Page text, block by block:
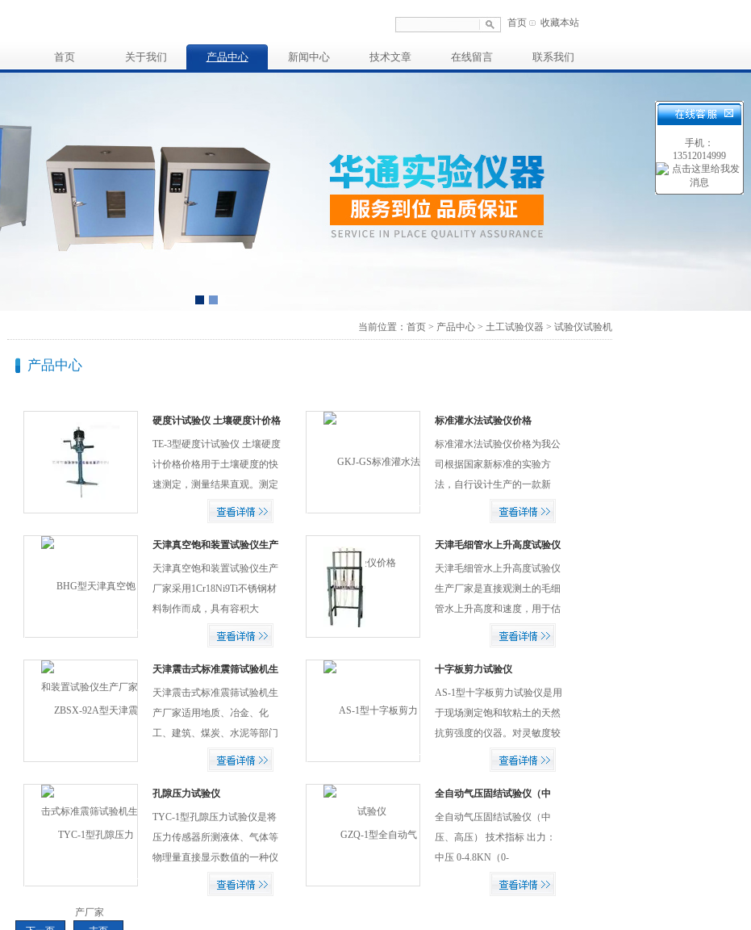
首页 收藏本站
首页 关于我们 产品中心 新闻中心 技术文章 在线留言 联系我们
当前位置： 首页 > 产品中心 > 土工试验仪器 > 试验仪试验机
产品中心
硬度计试验仪 土壤硬度计价格
TE-3型硬度计试验仪 土壤硬度
计价格价格用于土壤硬度的快
速测定，测量结果直观。测定
土壤楔入阻力，以了解不同深
标准灌水法试验仪价格
标准灌水法试验仪价格为我公
司根据国家新标准的实验方
法，自行设计生产的一款新
型、轻便、好用，又不浪费实
为施工企业现场检测土基密实
度试验仪器。
天津真空饱和装置试验仪生产
厂家
天津真空饱和装置试验仪生产
厂家采用1Cr18Ni9Ti不锈钢材
料制作而成，具有容积大
（300x300高），重量轻之特
按照GB/T50123-1999，装样将
本装置用真空橡管（附件）与
真空泵（抽气机）连接
天津毛细管水上升高度试验仪
生产厂家
天津毛细管水上升高度试验仪
生产厂家是直接观测土的毛细
管水上升高度和速度，用于估
计地下水位升高时路基被浸湿
天津震击式标准震筛试验机生
产厂家
天津震击式标准震筛试验机生
产厂家适用地质、冶金、化
工、建筑、煤炭、水泥等部门
的试验室对物料进行筛分分
十字板剪力试验仪
AS-1型十字板剪力试验仪是用
于现场测定饱和软粘土的天然
抗剪强度的仪器。对灵敏度较
高的软粘土，由于取土制样之
此采用本仪器可以取得更接近
实际的强度指标。由于该设备
是在钻孔中测定强度指标，需
与钻探设备配套使用。一般可
孔隙压力试验仪
TYC-1型孔隙压力试验仪是将
压力传感器所测液体、气体等
物理量直接显示数值的一种仪
器，是三轴剪力仪测量孔隙
全自动气压固结试验仪（中
压、高压）
全自动气压固结试验仪（中
压、高压）​ 技术指标 出力：
中压 0-4.8KN（0-
1600KPa）； 高压 0-
手机：
13512014999